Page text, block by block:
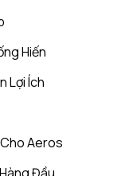
Hiến
Lợi Ích
Aeros